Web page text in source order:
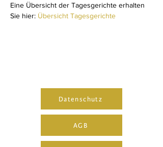
Eine Übersicht der Tagesgerichte erhalten
Sie hier: Übersicht Tagesgerichte
Datenschutz
AGB